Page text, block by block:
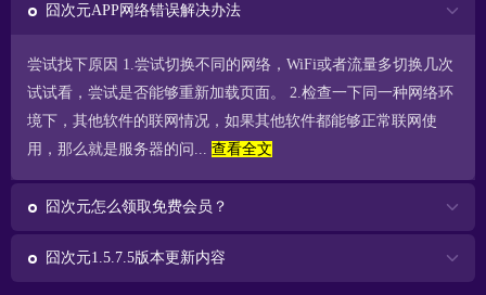
囧次元APP网络错误解决办法
尝试找下原因 1.尝试切换不同的网络，WiFi或者流量多切换几次
试试看，尝试是否能够重新加载页面。 2.检查一下同一种网络环
境下，其他软件的联网情况，如果其他软件都能够正常联网使
用，那么就是服务器的问... 查看全文
囧次元怎么领取免费会员？
囧次元1.5.7.5版本更新内容